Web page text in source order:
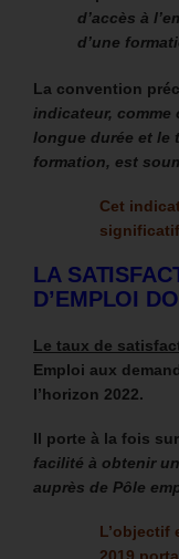
d’accès à
d’une
La convention
indicateur, comme
longue durée et le
formation, est
Cet
LA
D’EMPLOI
Le taux de
Emploi aux
l’horizon 2022.
Il porte à la fois
facilité à obtenir
auprès de Pôle
L’objectif